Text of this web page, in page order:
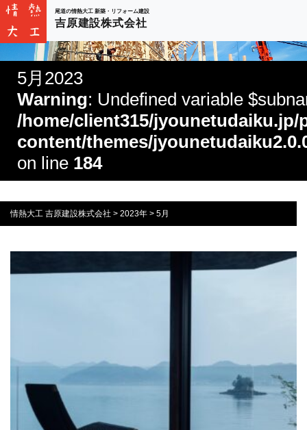
尾道の情熱大工 新築・リフォーム建設
吉原建設株式会社
5月2023
Warning: Undefined variable
/home/client315/
content/themes/
on line 184
情熱大工 吉原建設株式会社 > 2023年 > 5月